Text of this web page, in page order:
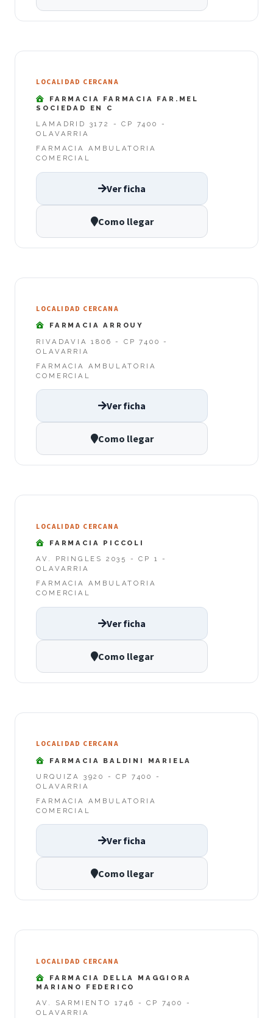
LOCALIDAD CERCANA
FARMACIA FARMACIA FAR.MEL
SOCIEDAD EN C
LAMADRID 3172 - CP 7400 -
OLAVARRIA
FARMACIA AMBULATORIA
COMERCIAL
Ver ficha
Como llegar
LOCALIDAD CERCANA
FARMACIA ARROUY
RIVADAVIA 1806 - CP 7400 -
OLAVARRIA
FARMACIA AMBULATORIA
COMERCIAL
Ver ficha
Como llegar
LOCALIDAD CERCANA
FARMACIA PICCOLI
AV. PRINGLES 2035 - CP 1 -
OLAVARRIA
FARMACIA AMBULATORIA
COMERCIAL
Ver ficha
Como llegar
LOCALIDAD CERCANA
FARMACIA BALDINI MARIELA
URQUIZA 3920 - CP 7400 -
OLAVARRIA
FARMACIA AMBULATORIA
COMERCIAL
Ver ficha
Como llegar
LOCALIDAD CERCANA
FARMACIA DELLA MAGGIORA
MARIANO FEDERICO
AV. SARMIENTO 1746 - CP 7400 -
OLAVARRIA